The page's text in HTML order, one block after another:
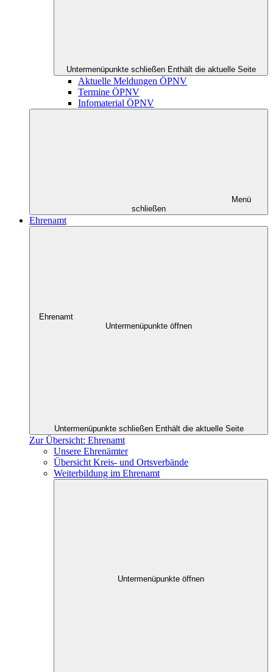
Untermenüpunkte schließen Enthält die aktuelle Seite
Aktuelle Meldungen ÖPNV
Termine ÖPNV
Infomaterial ÖPNV
Menü
schließen
Ehrenamt
Ehrenamt
Untermenüpunkte öffnen
Untermenüpunkte schließen Enthält die aktuelle Seite
Zur Übersicht: Ehrenamt
Unsere Ehrenämter
Übersicht Kreis- und Ortsverbände
Weiterbildung im Ehrenamt
Untermenüpunkte öffnen